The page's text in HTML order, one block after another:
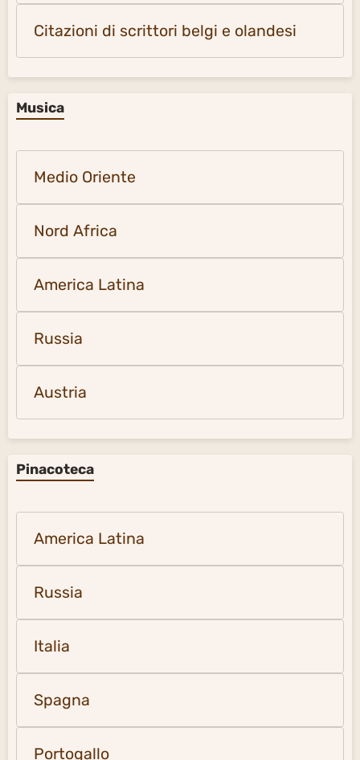
Citazioni di scrittori belgi e olandesi
Musica
Medio Oriente
Nord Africa
America Latina
Russia
Austria
Pinacoteca
America Latina
Russia
Italia
Spagna
Portogallo